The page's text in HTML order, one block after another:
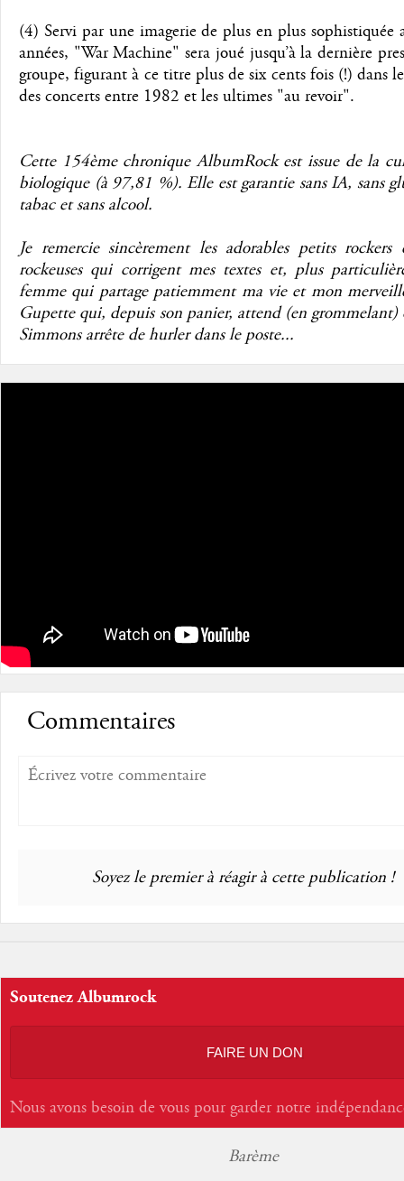
(4) Servi par une imagerie de plus en plus sophistiquée
années, "War Machine" sera joué jusqu’à la dernière
groupe, figurant à ce titre plus de six cents fois (!) dans
des concerts entre 1982 et les ultimes "au revoir".
Cette 154ème chronique AlbumRock est issue de la
biologique (à 97,81 %). Elle est garantie sans IA, sans
tabac et sans alcool.
Je remercie sincèrement les adorables petits rockers
rockeuses qui corrigent mes textes et, plus
femme qui partage patiemment ma vie et mon
Gupette qui, depuis son panier, attend (en grommelant)
Simmons arrête de hurler dans le poste...
Commentaires
Soyez le premier à réagir à cette publication !
Soutenez Albumrock
FAIRE UN DON
Nous avons besoin de vous pour garder notre
Barème